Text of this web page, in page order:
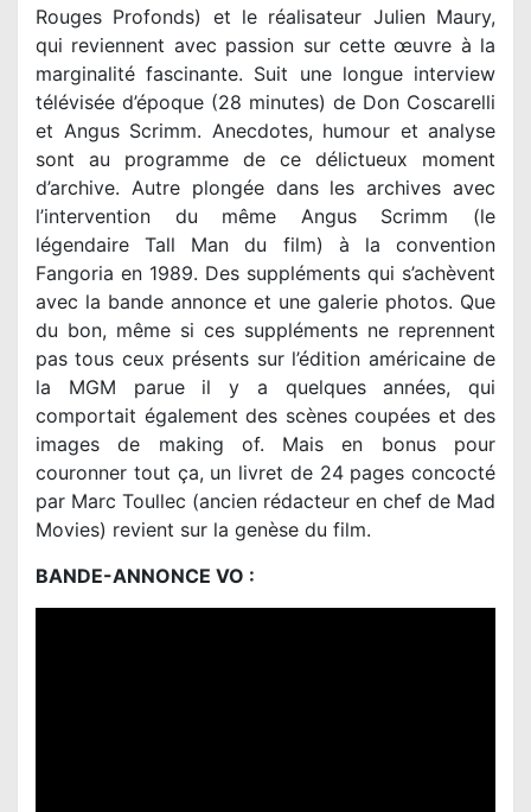
Rouges Profonds) et le réalisateur Julien Maury,
qui reviennent avec passion sur cette œuvre à la
marginalité fascinante. Suit une longue interview
télévisée d’époque (28 minutes) de Don Coscarelli
et Angus Scrimm. Anecdotes, humour et analyse
sont au programme de ce délictueux moment
d’archive. Autre plongée dans les archives avec
l’intervention du même Angus Scrimm (le
légendaire Tall Man du film) à la convention
Fangoria en 1989. Des suppléments qui s’achèvent
avec la bande annonce et une galerie photos. Que
du bon, même si ces suppléments ne reprennent
pas tous ceux présents sur l’édition américaine de
la MGM parue il y a quelques années, qui
comportait également des scènes coupées et des
images de making of. Mais en bonus pour
couronner tout ça, un livret de 24 pages concocté
par Marc Toullec (ancien rédacteur en chef de Mad
Movies) revient sur la genèse du film.
BANDE-ANNONCE VO :